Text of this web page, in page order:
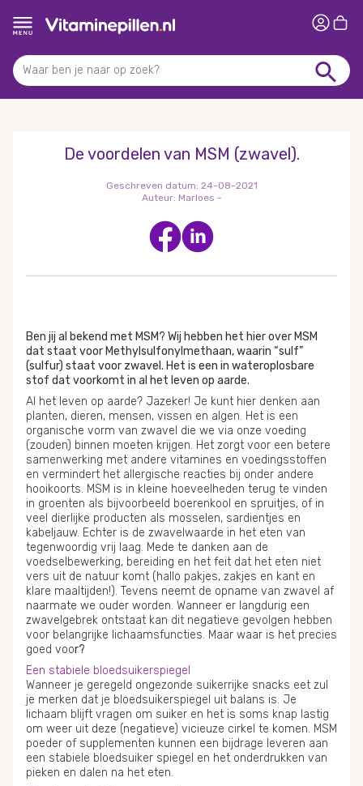
De voordelen van MSM (zwavel).
Geschreven datum: 24-08-2021
Auteur: Marloes -
Ben jij al bekend met MSM? Wij hebben het hier over MSM
dat staat voor Methylsulfonylmethaan, waarin “sulf”
(sulfur) staat voor zwavel. Het is een in wateroplosbare
stof dat voorkomt in al het leven op aarde.
Al het leven op aarde? Jazeker! Je kunt hier denken aan
planten, dieren, mensen, vissen en algen. Het is een
organische vorm van zwavel die we via onze voeding
(zouden) binnen moeten krijgen. Het zorgt voor een betere
samenwerking met andere vitamines en voedingsstoffen
en vermindert het allergische reacties bij onder andere
hooikoorts. MSM is in kleine hoeveelheden terug te vinden
in groenten als bijvoorbeeld boerenkool en spruitjes, of in
veel dierlijke producten als mosselen, sardientjes en
kabeljauw. Echter is de zwavelwaarde in het eten van
tegenwoordig vrij laag. Mede te danken aan de
voedselbewerking, bereiding en het feit dat het eten niet
vers uit de natuur komt (hallo pakjes, zakjes en kant en
klare maaltijden!). Tevens neemt de opname van zwavel af
naarmate we ouder worden. Wanneer er langdurig een
zwavelgebrek ontstaat kan dit negatieve gevolgen hebben
voor belangrijke lichaamsfuncties. Maar waar is het precies
goed voor?
Een stabiele bloedsuikerspiegel
Wanneer je geregeld ongezonde suikerrijke snacks eet zul
je merken dat je bloedsuikerspiegel uit balans is. Je
lichaam blijft vragen om suiker en het is soms knap lastig
om weer uit deze (negatieve) vicieuze cirkel te komen. MSM
poeder of supplementen kunnen een bijdrage leveren aan
een stabiele bloedsuiker spiegel en het onderdrukken van
pieken en dalen na het eten.